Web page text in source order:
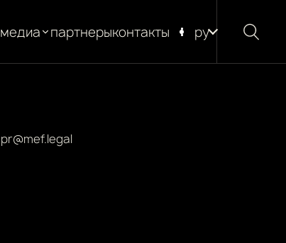
медиа
новости
партнерыконтакты ру
pr@mef.legal